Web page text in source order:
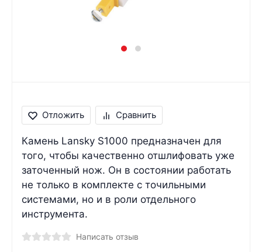
Отложить Сравнить
Камень Lansky S1000 предназначен для
того, чтобы качественно отшлифовать уже
заточенный нож. Он в состоянии работать
не только в комплекте с точильными
системами, но и в роли отдельного
инструмента.
Написать отзыв